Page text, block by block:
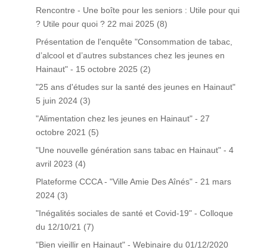
Rencontre - Une boîte pour les seniors : Utile pour qui
? Utile pour quoi ? 22 mai 2025 (8)
Présentation de l'enquête "Consommation de tabac,
d’alcool et d’autres substances chez les jeunes en
Hainaut" - 15 octobre 2025 (2)
"25 ans d'études sur la santé des jeunes en Hainaut"
5 juin 2024 (3)
"Alimentation chez les jeunes en Hainaut" - 27
octobre 2021 (5)
"Une nouvelle génération sans tabac en Hainaut" - 4
avril 2023 (4)
Plateforme CCCA - "Ville Amie Des Aînés" - 21 mars
2024 (3)
"Inégalités sociales de santé et Covid-19" - Colloque
du 12/10/21 (7)
"Bien vieillir en Hainaut" - Webinaire du 01/12/2020